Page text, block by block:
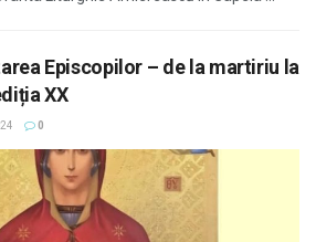
Episcopilor – de la martiriu la
XX
0